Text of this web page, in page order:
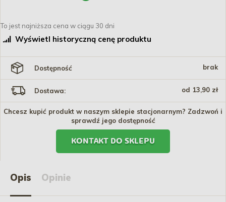
To jest najniższa cena w ciągu 30 dni
Wyświetl historyczną cenę produktu
Dostępność brak
Dostawa: od 13,90 zł
Chcesz kupić produkt w naszym sklepie stacjonarnym? Zadzwoń i
sprawdź jego dostępność
KONTAKT DO SKLEPU
Opis Opinie